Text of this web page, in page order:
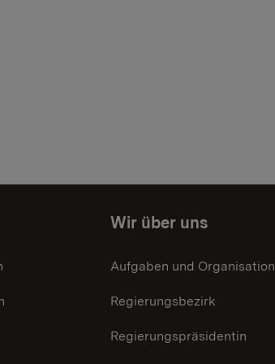
Wir über uns
Aufgaben und Organisation
Regierungsbezirk
Regierungspräsidentin